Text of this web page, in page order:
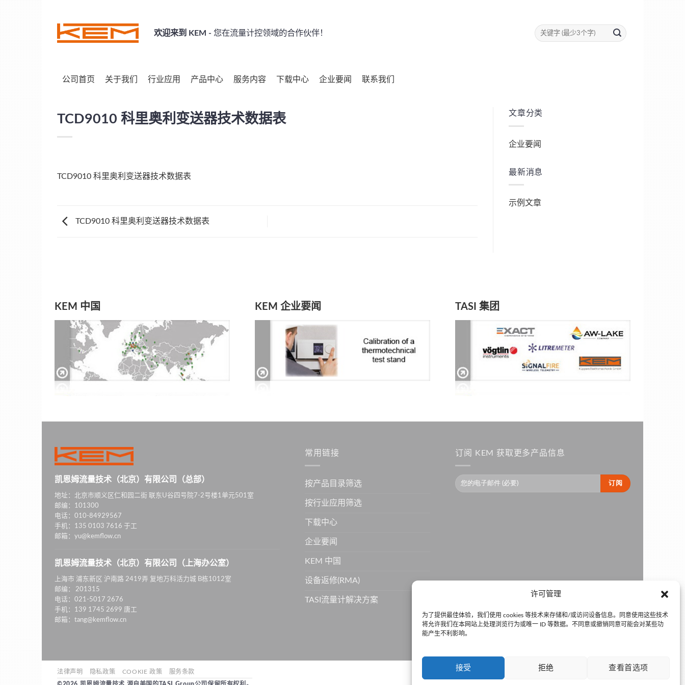
许可管理
为了提供最佳体验，我们使用 cookies 等技术来存储和/或访问设备信息。同意使用这些技术
将允许我们在本网站上处理浏览行为或唯一 ID 等数据。不同意或撤销同意可能会对某些功
能产生不利影响。
接受 拒绝 查看首选项
content
欢迎来到 KEM - 您在流量计控领域的合作伙伴！
公司首页 关于我们 行业应用 产品中心 服务内容 下载中心 企业要闻 联系我们
TCD9010 科里奥利变送器技术数据表
TCD9010 科里奥利变送器技术数据表
TCD9010 科里奥利变送器技术数据表
文章分类
企业要闻
最新消息
示例文章
KEM 中国 KEM 企业要闻 TASI 集团
凯恩姆流量技术（北京）有限公司（总部）
地址：北京市顺义区仁和园二街 联东U谷四号院7-2号楼1单元501室
邮编：101300
电话：010-84929567
手机：135 0103 7616 于工
邮箱：yu@kemflow.cn
凯恩姆流量技术（北京）有限公司（上海办公室）
上海市 浦东新区 沪南路 2419弄 复地万科活力城 B栋1012室
邮编： 201315
电话：021-5017 2676
手机：139 1745 2699 唐工
邮箱：tang@kemflow.cn
常用链接
按产品目录筛选
按行业应用筛选
下载中心
企业要闻
KEM 中国
设备返修(RMA)
TASI流量计解决方案
订阅 KEM 获取更多产品信息
京公网安备110105011334 •
法律声明 隐私政策 COOKIE 政策
服务条款